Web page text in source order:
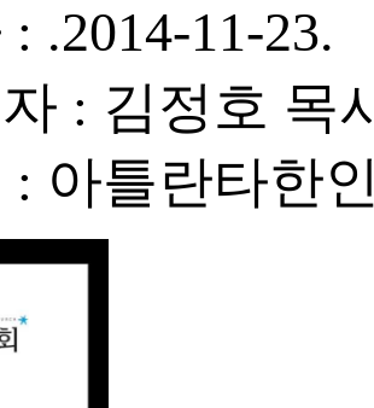
.2014-11-23.
: 김정호 목
: 아틀란타한